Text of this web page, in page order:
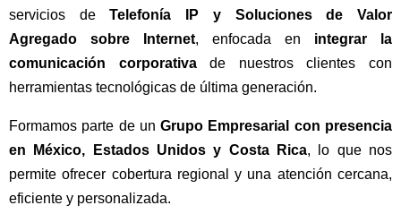
servicios deTelefonía IP y Soluciones de Valor
Agregado sobre Internet, enfocada en integrar la
comunicación corporativade nuestros clientes con
herramientas tecnológicas de última generación.
Formamos parte de unGrupo Empresarial con presencia
en México, Estados Unidos y Costa Rica, lo que nos
permite ofrecer cobertura regional y una atención cercana,
eficiente y personalizada.